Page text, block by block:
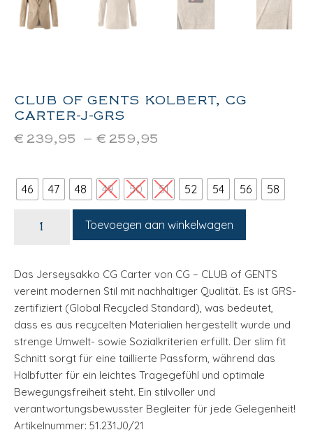
CLUB OF GENTS KOLBERT, CG
CARTER-J-GRS
€ 239,95 – € 259,95
46 47 48 49 50 51 52 54 56 58
Toevoegen aan winkelwagen
Das Jerseysakko CG Carter von CG – CLUB of GENTS
vereint modernen Stil mit nachhaltiger Qualität. Es ist GRS-
zertifiziert (Global Recycled Standard), was bedeutet,
dass es aus recycelten Materialien hergestellt wurde und
strenge Umwelt- sowie Sozialkriterien erfüllt. Der slim fit
Schnitt sorgt für eine taillierte Passform, während das
Halbfutter für ein leichtes Tragegefühl und optimale
Bewegungsfreiheit steht. Ein stilvoller und
verantwortungsbewusster Begleiter für jede Gelegenheit!
Artikelnummer: 51.231J0/21